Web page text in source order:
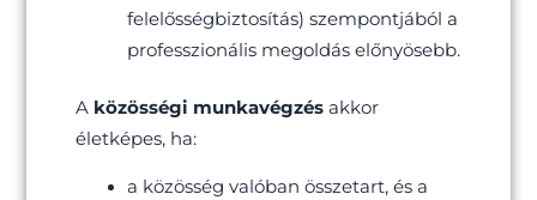
felelősségbiztosítás) szempontjából a
professzionális megoldás előnyösebb.
A közösségi munkavégzésakkor
életképes, ha:
a közösség valóban összetart, és a